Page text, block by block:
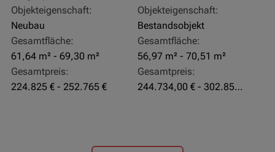
Objekteigenschaft:
Neubau
Gesamtfläche:
61,64 m² - 69,30 m²
Gesamtpreis:
224.825 € - 252.765 €
Objekteigenschaft:
Bestandsobjekt
Gesamtfläche:
56,97 m² - 70,51 m²
Gesamtpreis:
244.734,00 € - 302.855,00 €